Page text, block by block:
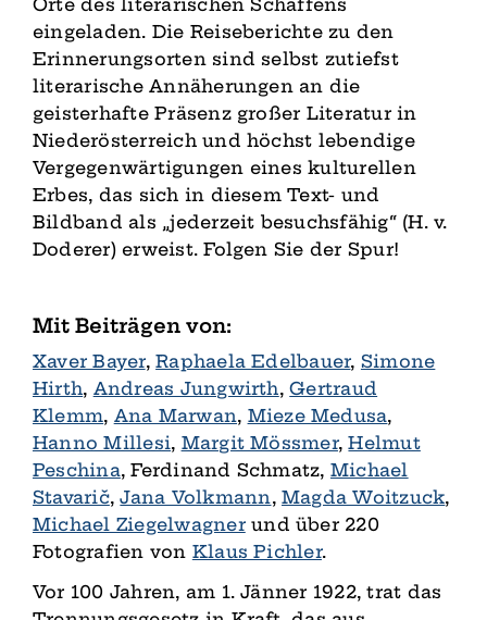
Orte des literarischen Schaffens
eingeladen. Die Reiseberichte zu den
Erinnerungsorten sind selbst zutiefst
literarische Annäherungen an die
geisterhafte Präsenz großer Literatur in
Niederösterreich und höchst lebendige
Vergegenwärtigungen eines kulturellen
Erbes, das sich in diesem Text- und
Bildband als „jederzeit besuchsfähig“ (H. v.
Doderer) erweist. Folgen Sie der Spur!
Mit Beiträgen von:
Xaver Bayer,Raphaela Edelbauer, Simone
Hirth, Andreas Jungwirth,Gertraud
Klemm, Ana Marwan, Mieze Medusa,
Hanno Millesi, Margit Mössmer,Helmut
Peschina, Ferdinand Schmatz, Michael
Stavarič,Jana Volkmann, Magda Woitzuck,
Michael Ziegelwagnerund über 220
Fotografien von Klaus Pichler.
Vor 100 Jahren, am 1. Jänner 1922, trat das